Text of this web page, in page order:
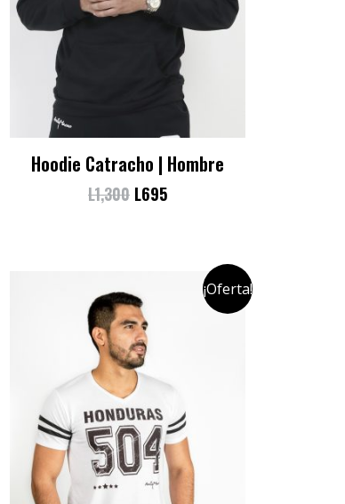
Hoodie Catracho | Hombre
L1,300 L695
¡Oferta!